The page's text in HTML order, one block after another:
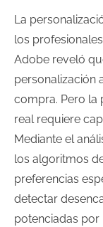
La
los
Adobe reveló
personalización
compra. Pero la
real requiere
Mediante el
los algoritmos
preferencias
detectar
potenciadas por